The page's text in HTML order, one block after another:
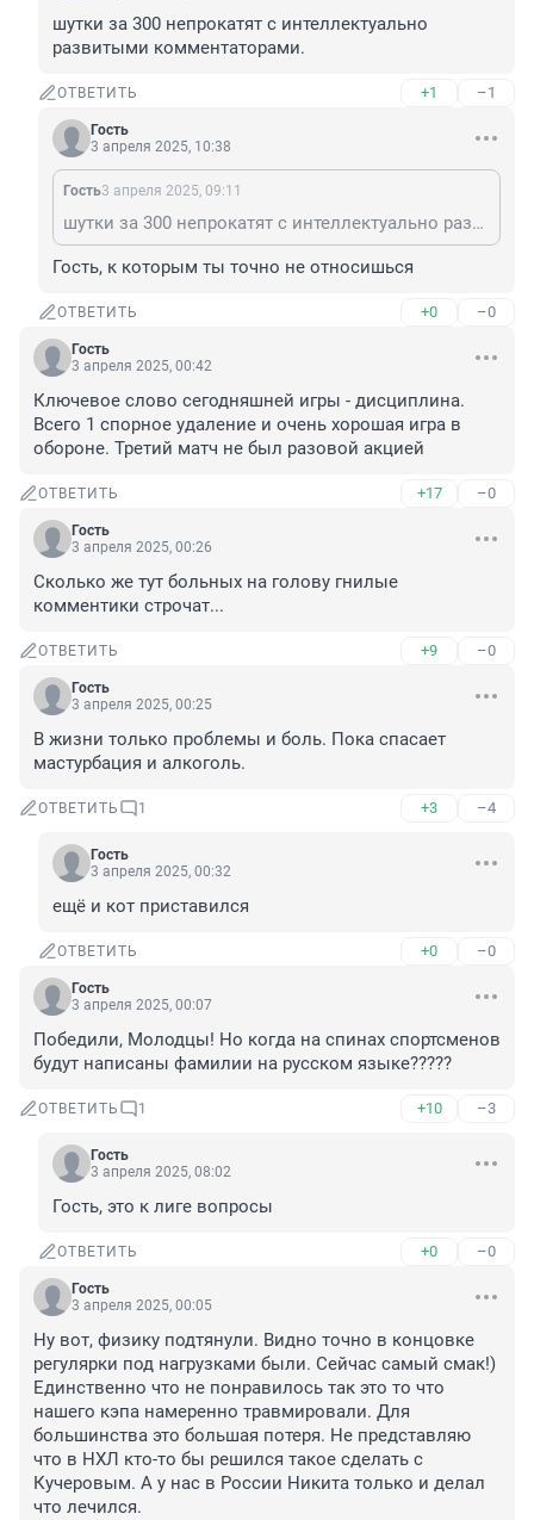
шутки за 300 непрокатят с интеллектуально
развитыми комментаторами.
ОТВЕТИТЬ +1 –1
Гость
3 апреля 2025, 10:38
Гость3 апреля 2025, 09:11
шутки за 300 непрокатят с интеллектуально развитыми комментаторами.
Гость, к которым ты точно не относишься
ОТВЕТИТЬ +0 –0
Гость
3 апреля 2025, 00:42
Ключевое слово сегодняшней игры - дисциплина.
Всего 1 спорное удаление и очень хорошая игра в
обороне. Третий матч не был разовой акцией
ОТВЕТИТЬ +17 –0
Гость
3 апреля 2025, 00:26
Сколько же тут больных на голову гнилые
комментики строчат...
ОТВЕТИТЬ +9 –0
Гость
3 апреля 2025, 00:25
В жизни только проблемы и боль. Пока спасает
мастурбация и алкоголь.
ОТВЕТИТЬ 1 +3 –4
Гость
3 апреля 2025, 00:32
ещё и кот приставился
ОТВЕТИТЬ +0 –0
Гость
3 апреля 2025, 00:07
Победили, Молодцы! Но когда на спинах спортсменов
будут написаны фамилии на русском языке?????
ОТВЕТИТЬ 1 +10 –3
Гость
3 апреля 2025, 08:02
Гость, это к лиге вопросы
ОТВЕТИТЬ +0 –0
Гость
3 апреля 2025, 00:05
Ну вот, физику подтянули. Видно точно в концовке
регулярки под нагрузками были. Сейчас самый смак!)
Единственно что не понравилось так это то что
нашего кэпа намеренно травмировали. Для
большинства это большая потеря. Не представляю
что в НХЛ кто-то бы решился такое сделать с
Кучеровым. А у нас в России Никита только и делал
что лечился.